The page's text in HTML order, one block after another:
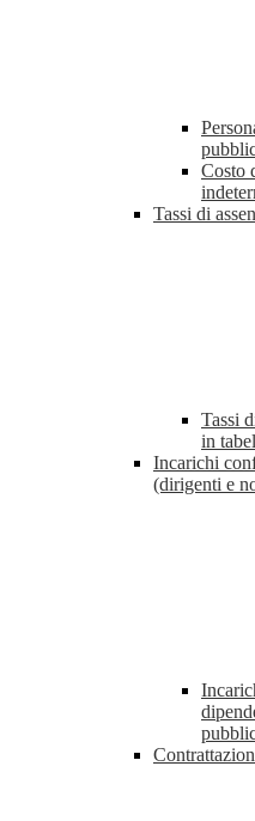
Costo
Tassi di
Tassi
in
Incarichi
(dirigenti e